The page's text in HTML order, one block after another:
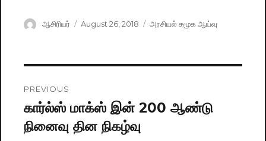
Author
ஆசிரியர்
Posted
August 26, 2018 Categories
அரசியல் சமூக ஆய்வு
navigation
PREVIOUS
Previous
post:
கார்ல்ஸ் மாக்ஸ் இன் 200 ஆண்டு
நினைவு தின நிகழ்வு